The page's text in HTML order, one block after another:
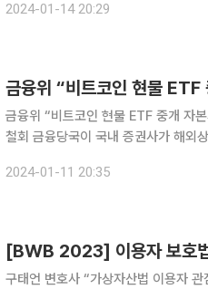
확인했다. 비트코인 선물 ETF는 중개
2024-01-14 20:29
금융위 “비트코인 현물 ETF
금융위 “비트코인 현물 ETF 중개 자
철회 금융당국이 국내 증권사가 해외상장된 비트코인 현물 ETF를 중개하는 건 자본시장법 위반 소
인 현물 ETF를 중개하는 것은 가상자
2024-01-11 20:35
구태언 변호사 “가상자산법 이용자